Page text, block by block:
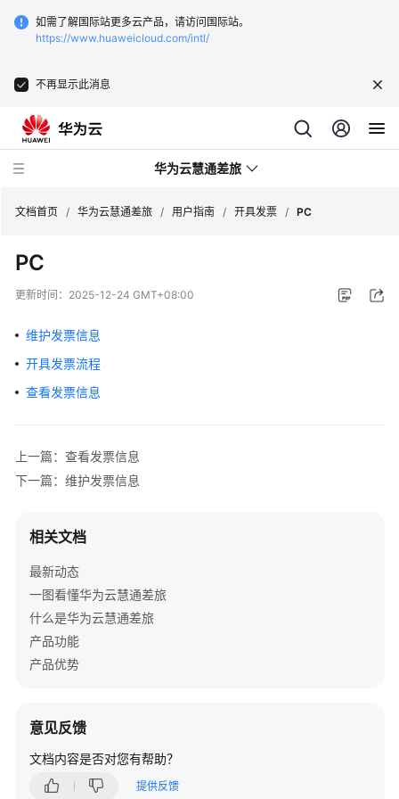
如需了解国际站更多云产品，请访问国际站。
https://www.huaweicloud.com/intl/
不再显示此消息
华为云慧通差旅
最
新
态
产
品
用
户
南
操
作
必
看
&
录
差
文档首页 / 华为云慧通差旅 / 用户指南 / 开具发票 / PC
PC
更新时间： 2025-12-24 GMT+08:00
维护发票信息
开具发票流程
查看发票信息
上一篇：查看发票信息
下一篇：维护发票信息
相关文档
最新动态
一图看懂华为云慧通差旅
什么是华为云慧通差旅
产品功能
产品优势
意见反馈
文档内容是否对您有帮助？
提供反馈